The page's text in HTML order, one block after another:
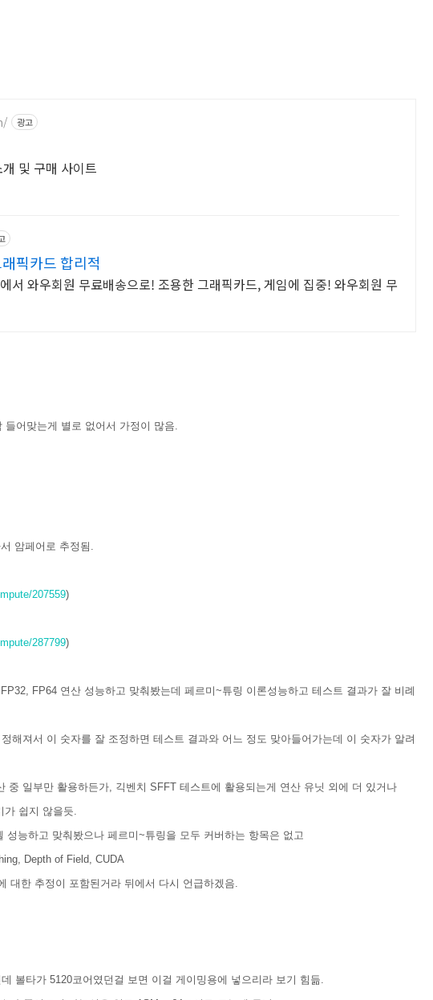
광고
및 구매 사이트
픽카드 합리적
서 와우회원 무료배송으로! 조용한 그래픽카드, 게임에 집중! 와우회원 무
어맞는게 별로 없어서 가정이 많음.
암페어로 추정됨.
207559)
287799)
FP64 연산 성능하고 맞춰봤는데 페르미~튜링 이론성능하고 테스트 결과가 잘 비례
해져서 이 숫자를 잘 조정하면 테스트 결과와 어느 정도 맞아들어가는데 이 숫자가 알려
중 일부만 활용하든가, 긱벤치 SFFT 테스트에 활용되는게 연산 유닛 외에 더 있거나
가 쉽지 않을듯.
성능하고 맞춰봤으나 페르미~튜링을 모두 커버하는 항목은 없고
Depth of Field, CUDA
대한 추정이 포함된거라 뒤에서 다시 언급하겠음.
볼타가 5120코어였던걸 보면 이걸 게이밍용에 넣으리라 보기 힘듦.